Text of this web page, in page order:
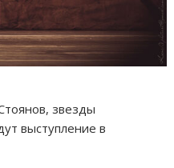
звезды
выступление в